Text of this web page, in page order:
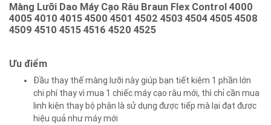
Màng Lưỡi Dao Máy Cạo Râu Braun Flex Control 4000
4005 4010 4015 4500 4501 4502 4503 4504 4505 4508
4509 4510 4515 4516 4520 4525
Ưu điểm
Đầu thay thế màng lưỡi này giúp bạn tiết kiệm 1 phần lớn
chi phí thay vì mua 1 chiếc máy cạo râu mới, thì chỉ cần mua
linh kiện thay bộ phận là sử dụng được tiếp mà lại đạt được
hiệu quả như máy mới